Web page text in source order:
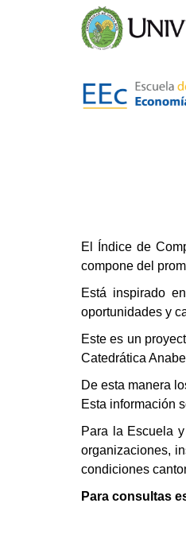
El Índice de
compone del
Está inspirado
oportunidades y
Este es un
Catedrática
De esta manera
Esta información
Para la Escuela
organizaciones,
condiciones
Para consultas